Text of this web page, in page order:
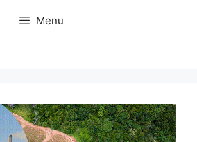
Menu